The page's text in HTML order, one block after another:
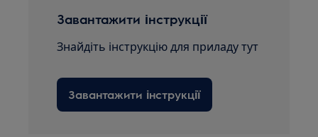
Завантажити інструкції
Знайдіть інструкцію для приладу тут
Завантажити інструкції